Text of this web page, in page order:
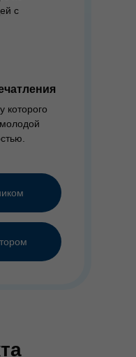
которого
с